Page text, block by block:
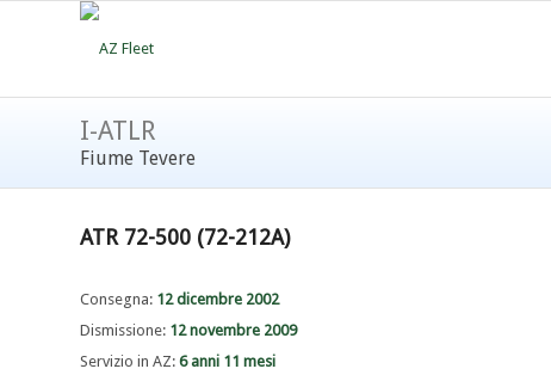
I-ATLR
Fiume Tevere
ATR 72-500 (72-212A)
Consegna: 12 dicembre 2002
Dismissione: 12 novembre 2009
Servizio in AZ: 6 anni 11 mesi